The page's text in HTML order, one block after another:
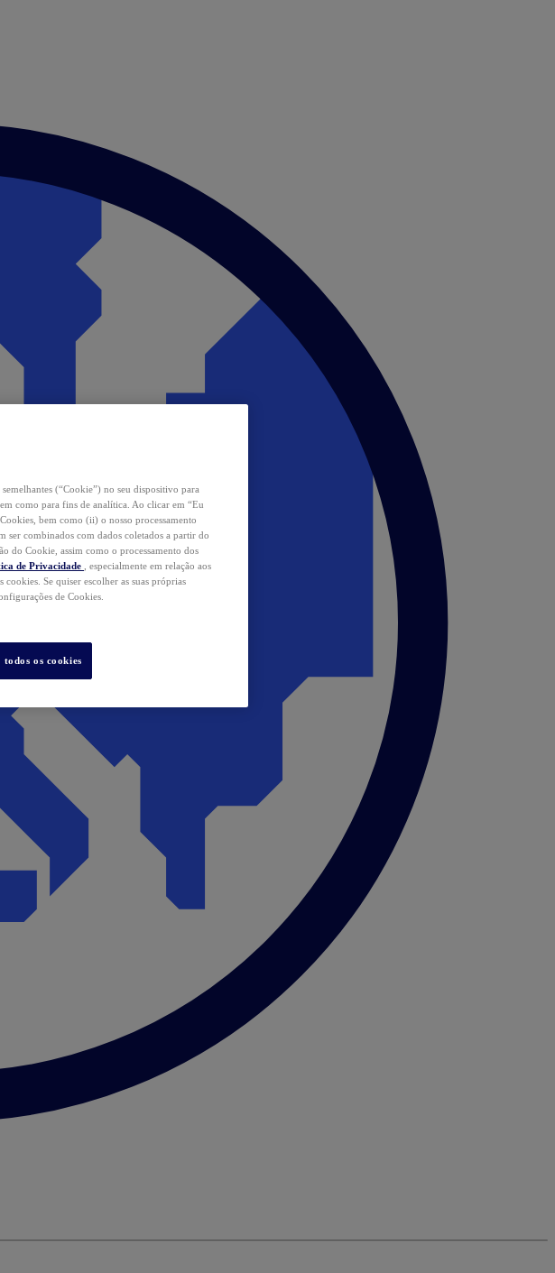
(“Cookie”) no seu dispositivo para
como para fins de analítica. Ao clicar em “Eu
bem como (ii) o nosso processamento
ser combinados com dados coletados a partir do
do Cookie, assim como o processamento dos
de Privacidade
, especialmente em relação aos
Se quiser escolher as suas próprias
de Cookies.
os cookies